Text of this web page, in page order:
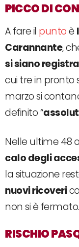
PICCO DI
A fare il puntoè
Carannante,
si siano
cui tre in pronto
marzo si
definito “
Nelle ultime 48
calo degli
la situazione
nuovi ricoveri
non si è fermato.
RISCHIO